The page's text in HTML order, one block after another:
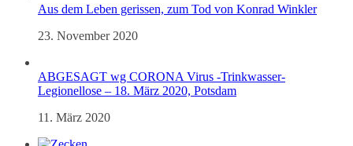
Aus dem Leben gerissen, zum Tod von Konrad Winkler
23. November 2020
ABGESAGT wg CORONA Virus -Trinkwasser-
Legionellose – 18. März 2020, Potsdam
11. März 2020